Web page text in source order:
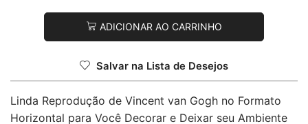
ADICIONAR AO CARRINHO
Salvar na Lista de Desejos
Linda Reprodução de Vincent van Gogh no Formato
Horizontal para Você Decorar e Deixar seu Ambiente